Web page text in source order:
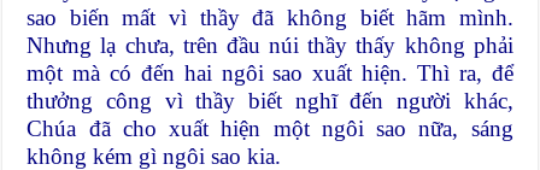
sao biến mất vì thầy đã không biết hãm mình.
Nhưng lạ chưa, trên đầu núi thầy thấy không phải
một mà có đến hai ngôi sao xuất hiện. Thì ra, để
thưởng công vì thầy biết nghĩ đến người khác,
Chúa đã cho xuất hiện một ngôi sao nữa, sáng
không kém gì ngôi sao kia.